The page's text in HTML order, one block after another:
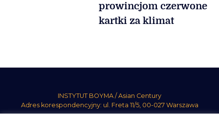
prowincjom czerwone
kartki za klimat
INSTYTUT BOYMA / Asian Century
Adres korespondencyjny: ul. Freta 11/5, 00-027 Warszawa